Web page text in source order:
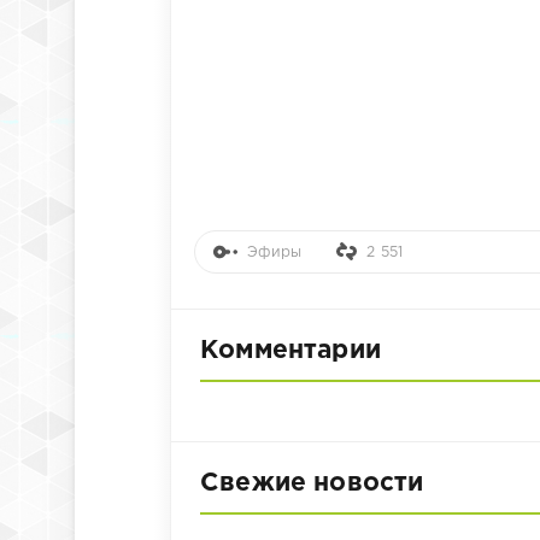
Эфиры 2 551
Комментарии
Свежие новости